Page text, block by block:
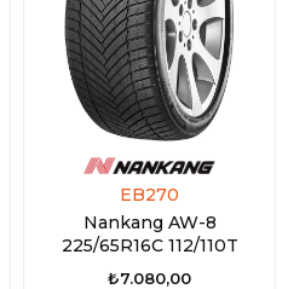
EB270
Nankang AW-8
225/65R16C 112/110T
₺7.080,00